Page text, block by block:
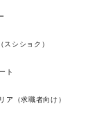
シショク）
ト
ア（求職者向け）